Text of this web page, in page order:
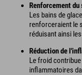
Renforcement
Les bains de
renforceraient le
réduisant ainsi
Réduction de
Le froid
inflammatoires